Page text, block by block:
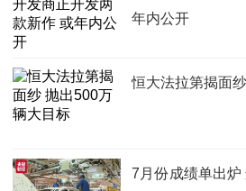
年内公开
恒大法拉第揭面
7月份成绩单出炉